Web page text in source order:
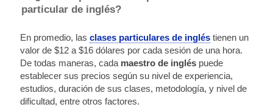
particular de inglés?
En promedio, las clases particulares de inglés tienen un
valor de $12 a $16 dólares por cada sesión de una hora.
De todas maneras, cada maestro de inglés puede
establecer sus precios según su nivel de experiencia,
estudios, duración de sus clases, metodología, y nivel de
dificultad, entre otros factores.